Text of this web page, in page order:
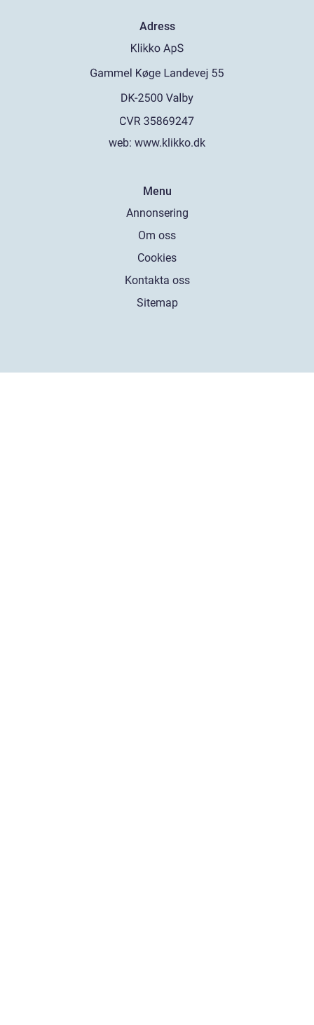
Adress
web: www.klikko.dk
Menu
Annonsering
Om oss
Cookies
Kontakta oss
Sitemap